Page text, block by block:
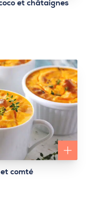
et châtaignes
comté